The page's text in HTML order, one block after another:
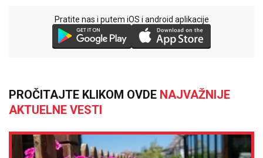
Pratite nas i putem iOS i android aplikacije
PROČITAJTE KLIKOM OVDE NAJVAŽNIJE
AKTUELNE VESTI